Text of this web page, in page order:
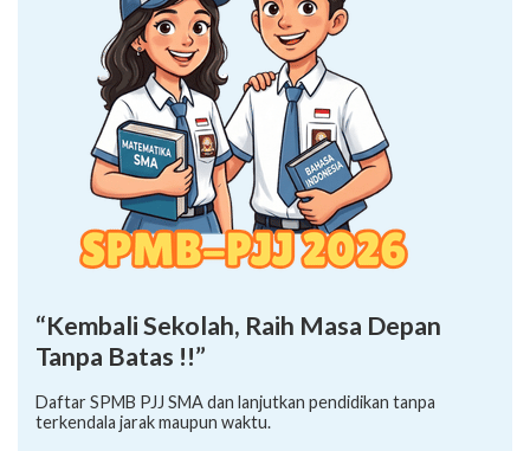
“Kembali Sekolah, Raih Masa Depan
Tanpa Batas !!”
Daftar SPMB PJJ SMA dan lanjutkan pendidikan tanpa
terkendala jarak maupun waktu.